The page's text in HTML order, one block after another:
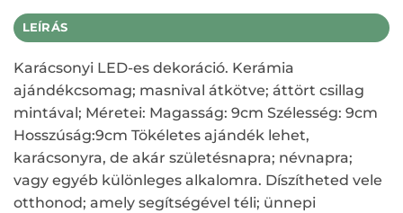
LEÍRÁS
Karácsonyi LED-es dekoráció. Kerámia
ajándékcsomag; masnival átkötve; áttört csillag
mintával; Méretei: Magasság: 9cm Szélesség: 9cm
Hosszúság:9cm Tökéletes ajándék lehet,
karácsonyra, de akár születésnapra; névnapra;
vagy egyéb különleges alkalomra. Díszítheted vele
otthonod; amely segítségével téli; ünnepi